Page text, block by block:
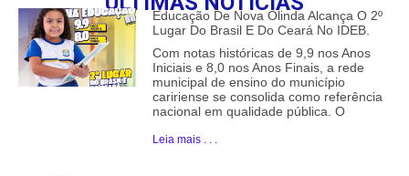
Educação De Nova Olinda Alcança O 2º
Lugar Do Brasil E Do Ceará No IDEB.
Com notas históricas de 9,9 nos Anos
Iniciais e 8,0 nos Anos Finais, a rede
municipal de ensino do município
caririense se consolida como referência
nacional em qualidade pública. O
Leia mais . . .